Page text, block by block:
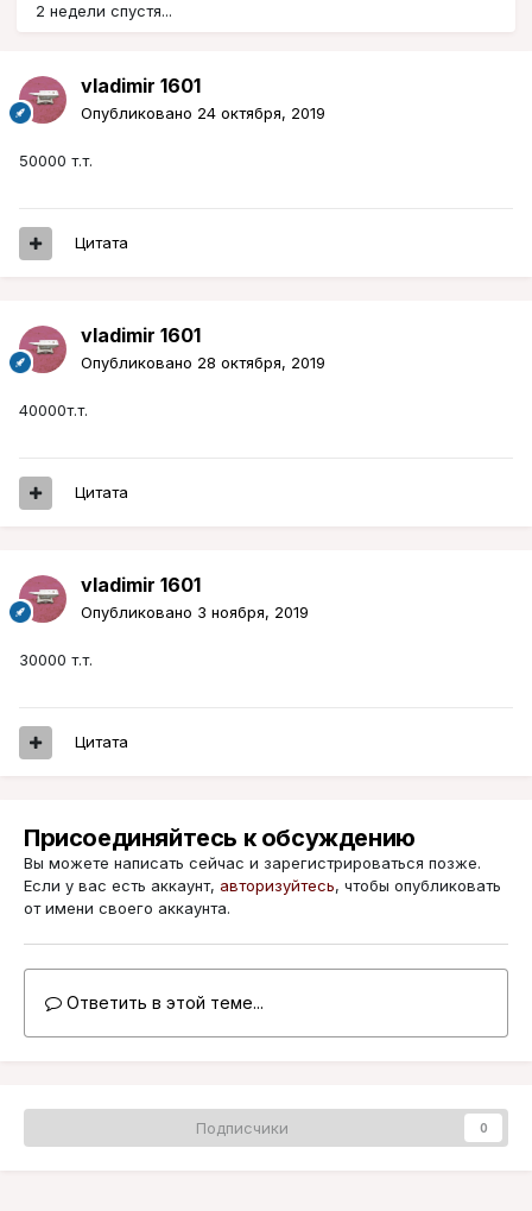
2 недели спустя...
vladimir 1601
Опубликовано 24 октября, 2019
50000 т.т.
Цитата
vladimir 1601
Опубликовано 28 октября, 2019
40000т.т.
Цитата
vladimir 1601
Опубликовано 3 ноября, 2019
30000 т.т.
Цитата
Присоединяйтесь к обсуждению
Вы можете написать сейчас и зарегистрироваться позже.
Если у вас есть аккаунт, авторизуйтесь, чтобы опубликовать
от имени своего аккаунта.
Ответить в этой теме...
Подписчики 0